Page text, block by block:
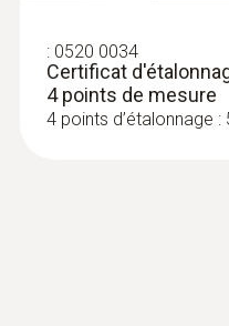
: 0520 0034
Certificat
4 points de mesure
4 points d’étalonnage